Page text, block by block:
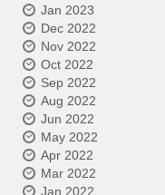
Jan 2023
Dec 2022
Nov 2022
Oct 2022
Sep 2022
Aug 2022
Jun 2022
May 2022
Apr 2022
Mar 2022
Jan 2022